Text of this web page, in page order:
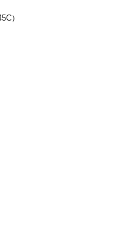
）